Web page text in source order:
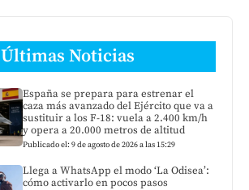
Últimas Noticias
España se prepara para estrenar el
caza más avanzado del Ejército que va a
sustituir a los F-18: vuela a 2.400 km/h
y opera a 20.000 metros de altitud
Publicado el: 9 de agosto de 2026 a las 15:29
Llega a WhatsApp el modo ‘La Odisea’:
cómo activarlo en pocos pasos